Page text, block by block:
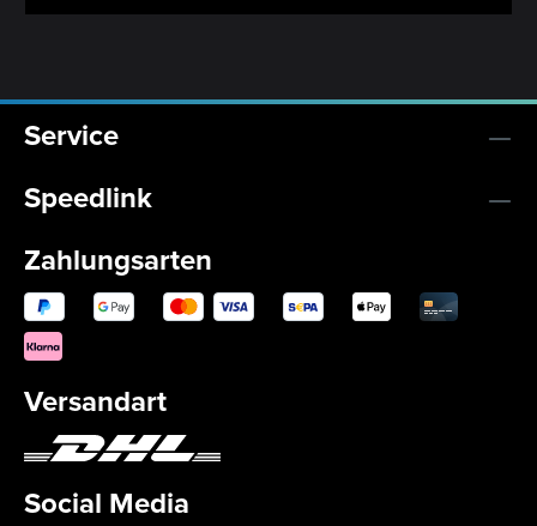
Service
Speedlink
Zahlungsarten
Versandart
Social Media